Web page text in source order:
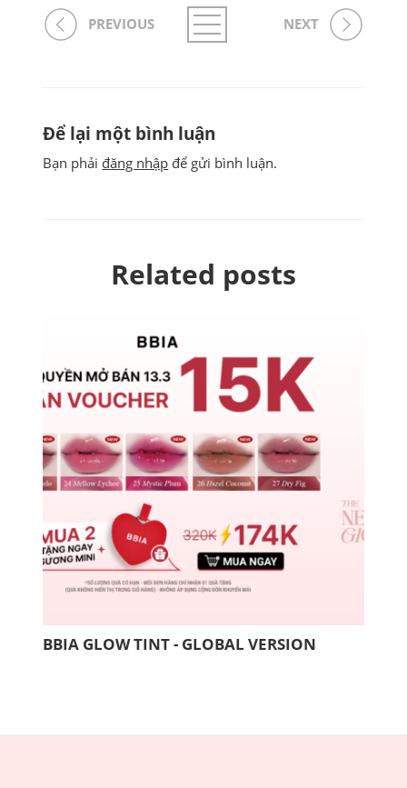
PREVIOUS NEXT
Để lại một bình luận
Bạn phải đăng nhập để gửi bình luận.
Related posts
BBIA GLOW TINT - GLOBAL VERSION